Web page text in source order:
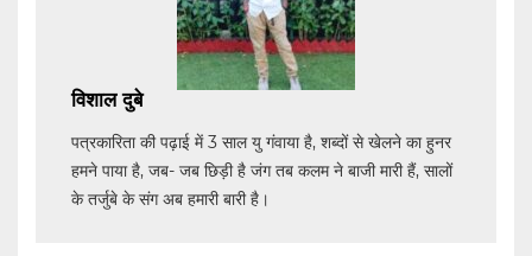
विशाल दुबे
पत्रकारिता की पढ़ाई में 3 साल यु गंवाया है, शब्दों से खेलने का हुनर
हमने पाया है, जब- जब छिड़ी है जंग तब कलम ने बाजी मारी हैं, सालों
के तर्जुबे के संग अब हमारी बारी है।